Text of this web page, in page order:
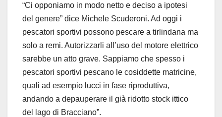
“Ci opponiamo in modo netto e deciso a ipotesi
del genere” dice Michele Scuderoni. Ad oggi i
pescatori sportivi possono pescare a tirlindana ma
solo a remi. Autorizzarli all’uso del motore elettrico
sarebbe un atto grave. Sappiamo che spesso i
pescatori sportivi pescano le cosiddette matricine,
quali ad esempio lucci in fase riproduttiva,
andando a depauperare il già ridotto stock ittico
del lago di Bracciano”.